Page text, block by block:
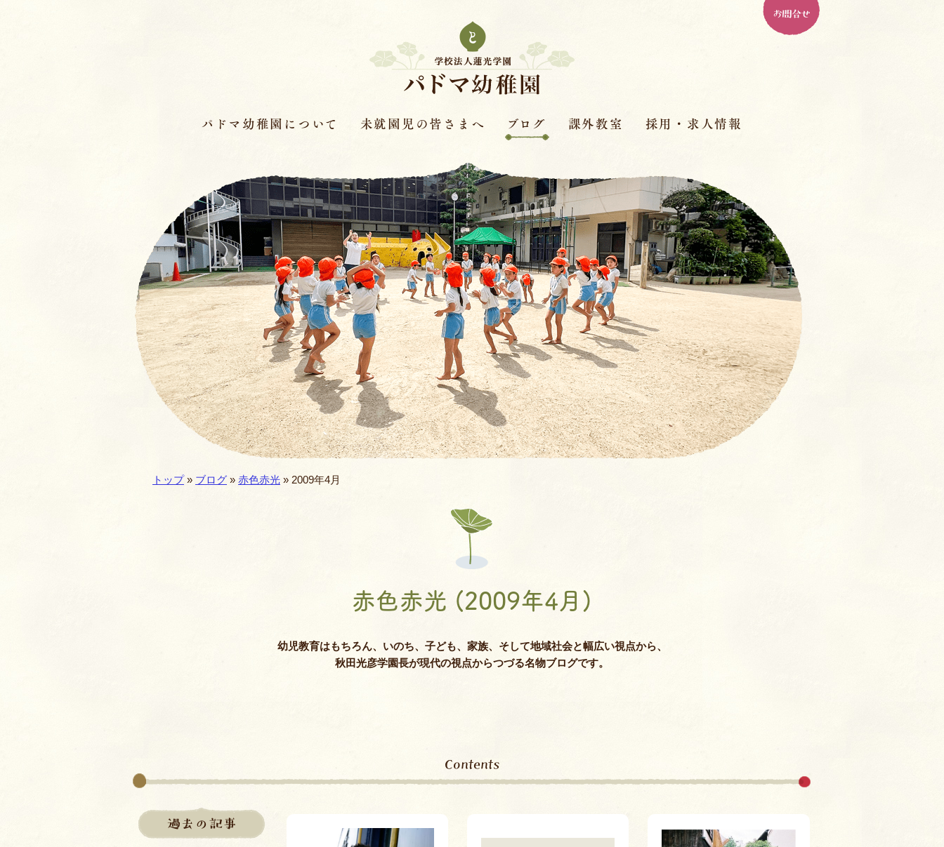
パドマ幼稚園について
園長のことば／沿革
園の魅力
保育理念・保育⽅針
教育の特徴
園の一年・一日
仏教食育
預かり保育
施設／セキュリティ
未就園児の皆さまへ
次年度園児募集要項
保護者さまの声
見学会・体験保育・説明
会
学費
バスコース
よくあるQ&A
地域開放
ブログ
はすの実ダイアリー
赤色赤光
課外教室
キンダースクール
体操教室
ピアノ教室
バイオリン教室
バレエ教室
空手教室
書道教室
ロボット教室
キッズモーション
採用・求人情報
パドマで働く、１０の魅力
人材育成
先輩の先生のインタビュー
スペシャル座談会
【NEW！】募集要項：新卒採
用 (2027年度)・中途採用(随
時)の流れ
奨学⾦返済⽀援制度とは
よくあるご質問
お問合せ
現在地:
トップ» ブログ » 赤色赤光 » 2009年4月
赤色赤光 (2009年4月)
幼児教育はもちろん、いのち、子ども、家族、そして地域社会と幅広い視点から、
秋田光彦学園長が現代の視点からつづる名物ブログです。
Contents
過去の記事